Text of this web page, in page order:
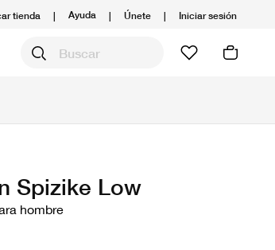
tienda | Ayuda | Únete | Iniciar sesión
Spizike Low
hombre